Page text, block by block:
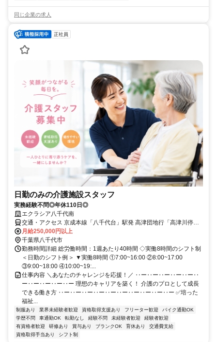
同じ企業の求人
正社員
日勤のみの介護施設スタッフ
実務経験不問◎年休110日◎
エクラシア八千代南
交通・アクセス 京成本線「八千代台」駅発 高津団地行「高津川停留
所」降車後4分 / 京成本線 八千代台駅より徒歩30分
月給250,000円以上
千葉県八千代市
勤務時間詳細 総労働時間：1週あたり40時間 ◇実働8時間のシフト制
＜日勤のシフト例＞ ▼実働8時間 ①7:00~16:00 ②8:00~17:00
③9:00~18:00 ④10:00~19:...
仕事内容 ＼あなたのチャレンジを応援！／ ‥ー‥ー‥ー‥ー‥ー‥
ー‥ー‥ー‥ー‥ー 理想のキャリアを築く！ 介護のプロとして成長
できる働き方 ‥ー‥ー‥ー‥ー‥ー‥ー‥ー‥ー‥ー‥ー ✅培った
福祉...
制服あり 業界未経験者歓迎 資格取得支援あり フリーター歓迎
バイク通勤OK
学歴不問
車通勤OK 転勤なし 経験不問 未経験者歓迎
経験者歓迎
有資格者歓迎
研修あり 賞与あり ブランクOK 育休あり
交通費支給
資格取得手当あり
シフト制